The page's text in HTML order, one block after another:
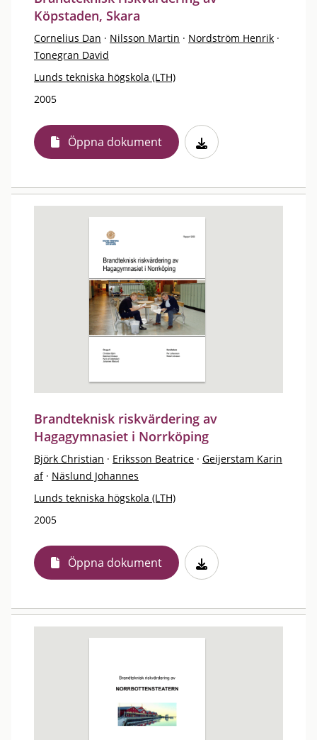
Köpstaden, Skara
Cornelius Dan · Nilsson Martin · Nordström Henrik ·
Tonegran David
Lunds tekniska högskola (LTH)
2005
Öppna dokument
Brandteknisk riskvärdering av
Hagagymnasiet i Norrköping
Björk Christian · Eriksson Beatrice · Geijerstam Karin
af · Näslund Johannes
Lunds tekniska högskola (LTH)
2005
Öppna dokument